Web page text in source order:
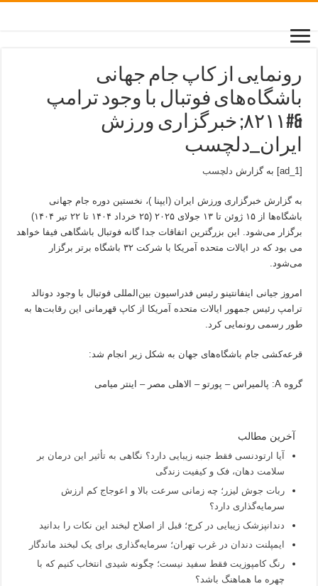
رونمایی از کاپ جام جهانی
باشگاه‌های فوتبال با وجود ترامپ
&#۸۲۱۱; خبرگزاری ورزش
ایران_دلچسب
[ad_1] به گزارش دلچسب
به گزارش خبرگزاری ورزش ایران (ایپنا )، نخستین دوره جام جهانی
باشگاه‌ها از ۱۵ ژوئن تا ۱۳ جولای ۲۰۲۵ (۲۵ خرداد ۱۴۰۴ تا ۲۲ تیر ۱۴۰۴)
برگزار می‌شود. این بزرگترین اتفاقات جدا گانه فوتبال باشگاهی فیفا خواهد
می بود که در ایالات متحده آمریکا با شرکت ۳۲ باشگاه برتر برگزار
می‌شود.
امروز جیانی اینفانتینو رئیس فدراسیون بین‌المللی فوتبال با وجود دونالد
ترامپ رئیس جمهور ایالات متحده آمریکا از کاپ قهرمانی این رقابت‌ها به
طور رسمی رونمایی کرد.
قرعه‌کشی جام باشگاه‌های جهان به شکل زیر انجام شد:
گروه A: پالمیراس – پورتو – الاهلی مصر – اینتر میامی
آخرین مطالب
آیا ارتودنسی فقط جنبه زیبایی دارد؟ نگاهی به تأثیر این درمان بر
سلامت دهان، فک و کیفیت زندگی
ربات جوش لیزر؛ چه زمانی سرعت بالا و اعوجاج کم ارزش
سرمایه‌گذاری دارد؟
دندانپزشک زیبایی در کرج؛ قبل از اصلاح لبخند این نکات را بدانید
ایمپلنت دندان در غرب تهران؛ سرمایه‌گذاری برای یک لبخند ماندگار
رنگ کامپوزیت فقط سفید نیست؛ چگونه شیدی انتخاب کنیم که با
چهره ما هماهنگ باشد؟